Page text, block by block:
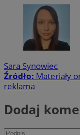
Sara Synowiec
Źródło: Materiały
reklama
Dodaj